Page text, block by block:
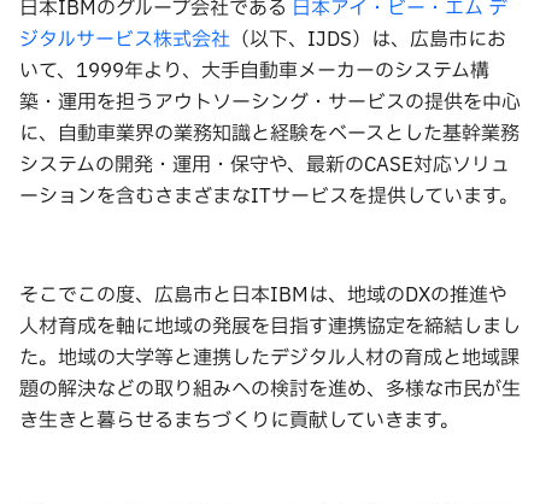
日本IBMのグループ会社である 日本アイ・ビー・エム デ
ジタルサービス株式会社 （以下、IJDS）は、広島市にお
いて、1999年より、大手自動車メーカーのシステム構
築・運用を担うアウトソーシング・サービスの提供を中心
に、自動車業界の業務知識と経験をベースとした基幹業務
システムの開発・運用・保守や、最新のCASE対応ソリュ
ーションを含むさまざまなITサービスを提供しています。
そこでこの度、広島市と日本IBMは、地域のDXの推進や
人材育成を軸に地域の発展を目指す連携協定を締結しまし
た。地域の大学等と連携したデジタル人材の育成と地域課
題の解決などの取り組みへの検討を進め、多様な市民が生
き生きと暮らせるまちづくりに貢献していきます。